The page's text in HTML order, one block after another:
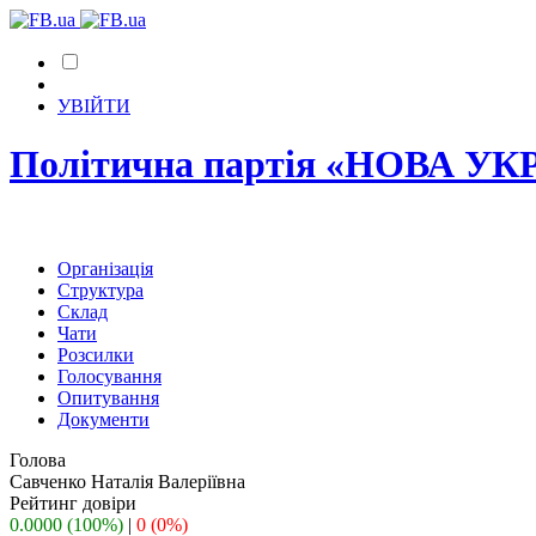
УВІЙТИ
Політична партія «НОВА
Організація
Структура
Склад
Чати
Розсилки
Голосування
Опитування
Документи
Голова
Савченко Наталія Валеріївна
Рейтинг довіри
0.0000 (100%) | 0 (0%)